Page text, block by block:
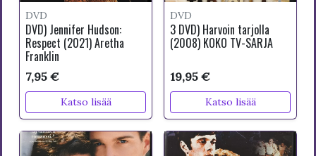
DVD
DVD) Jennifer Hudson:
Respect (2021) Aretha
Franklin
7,95 €
Katso lisää
DVD
3 DVD) Harvoin tarjolla
(2008) KOKO TV-SARJA
19,95 €
Katso lisää